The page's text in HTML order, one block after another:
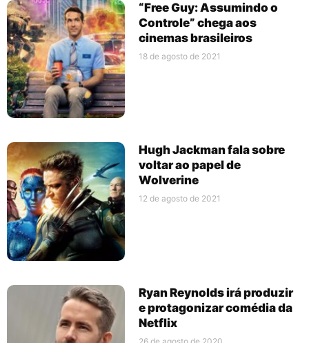
“Free Guy: Assumindo o
Controle” chega aos
cinemas brasileiros
18 de agosto de 2021
Hugh Jackman fala sobre
voltar ao papel de
Wolverine
12 de agosto de 2021
Ryan Reynolds irá produzir
e protagonizar comédia da
Netflix